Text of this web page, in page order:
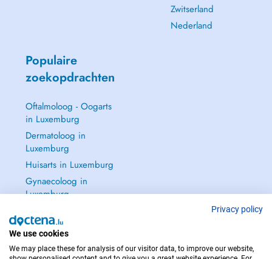
Zwitserland
Nederland
Populaire
zoekopdrachten
Oftalmoloog - Oogarts
in Luxemburg
Dermatoloog in
Luxemburg
Huisarts in Luxemburg
Gynaecoloog in
Luxemburg
Privacy policy
We use cookies
We may place these for analysis of our visitor data, to improve our website,